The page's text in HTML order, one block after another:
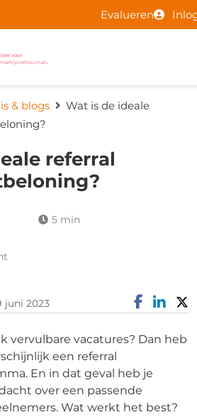
Evalueren
& blogs
Wat is de ideale
referral
5 min
juni 2023
vervulbare vacatures? Dan heb
een referral
En in dat geval heb je
over een passende
Wat werkt het best?